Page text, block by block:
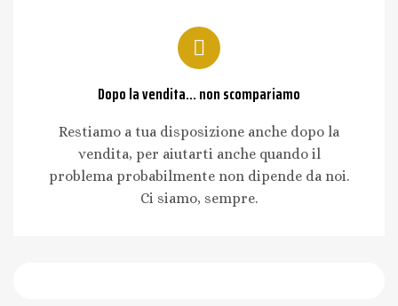
Dopo la vendita... non scompariamo
Restiamo a tua disposizione anche dopo la
vendita, per aiutarti anche quando il
problema probabilmente non dipende da noi.
Ci siamo, sempre.